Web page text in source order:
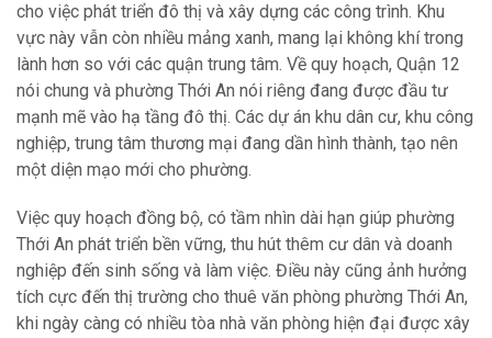
cho việc phát triển đô thị và xây dựng các công trình. Khu
vực này vẫn còn nhiều mảng xanh, mang lại không khí trong
lành hơn so với các quận trung tâm. Về quy hoạch, Quận 12
nói chung và phường Thới An nói riêng đang được đầu tư
mạnh mẽ vào hạ tầng đô thị. Các dự án khu dân cư, khu công
nghiệp, trung tâm thương mại đang dần hình thành, tạo nên
một diện mạo mới cho phường.
Việc quy hoạch đồng bộ, có tầm nhìn dài hạn giúp phường
Thới An phát triển bền vững, thu hút thêm cư dân và doanh
nghiệp đến sinh sống và làm việc. Điều này cũng ảnh hưởng
tích cực đến thị trường cho thuê văn phòng phường Thới An,
khi ngày càng có nhiều tòa nhà văn phòng hiện đại được xây